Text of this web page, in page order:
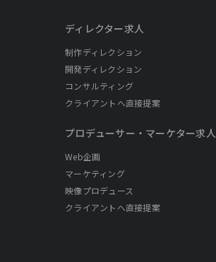
ディレクター求人
制作ディレクション
開発ディレクション
コンサルティング
クライアントへ直接提案
プロデューサー・ マーケター求人
Web企画
マーケティング
映像プロデュース
クライアントへ直接提案